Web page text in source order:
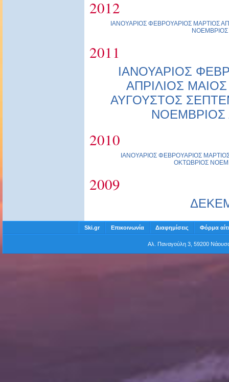
2012
ΙΑΝΟΥΑΡΙΟΣ ΦΕΒΡΟΥΑΡΙΟΣ ΜΑΡΤΙΟΣ
ΝΟΕΜΒΡΙΟΣ
2011
ΙΑΝΟΥΑΡΙΟΣ
ΑΠΡΙΛΙΟΣ ΜΑΙΟΣ
ΑΥΓΟΥΣΤΟΣ
ΝΟΕΜΒΡΙΟΣ
2010
ΙΑΝΟΥΑΡΙΟΣ ΦΕΒΡΟΥΑΡΙΟΣ
ΟΚΤΩΒΡΙΟΣ
2009
Ski.gr Επικοινωνία Διαφημίσεις Φόρμα
Αλ. Παναγούλη 3, 59200